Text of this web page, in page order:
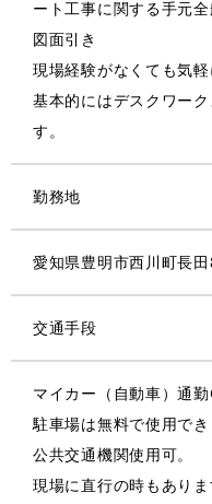
ート工事に関する手元
図面引き
現場経験がなくても気軽
基本的にはデスクワー
す。
勤務地
愛知県豊明市西川町長
交通手段
マイカー（自動車）通勤
駐車場は無料で使用でき
公共交通機関使用可。
現場に直行の時もあり